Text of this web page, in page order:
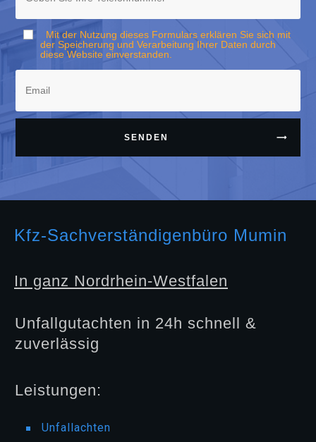
Mit der Nutzung dieses Formulars erklären Sie sich mit
der Speicherung und Verarbeitung Ihrer Daten durch
diese Website einverstanden.
SENDEN
Kfz-Sachverständigenbüro Mumin
In ganz Nordrhein-Westfalen
Unfallgutachten in 24h schnell &
zuverlässig
Leistungen:
Unfallachten